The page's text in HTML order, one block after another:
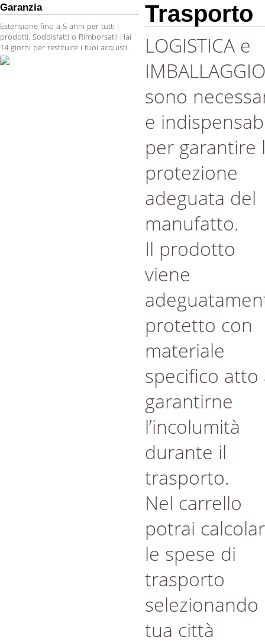
Garanzia
Estensione fino a 5 anni per tutti i
prodotti. Soddisfatti o Rimborsati! Hai
14 giorni per restituire i tuoi acquisti.
Trasporto
LOGISTICA e
IMBALLAGGIO
sono
e
per garantire
protezione
adeguata del
manufatto.
Il prodotto
viene
protetto con
materiale
specifico atto
garantirne
l’incolumità
durante il
trasporto.
Nel carrello
potrai
le spese di
trasporto
selezionando
tua città